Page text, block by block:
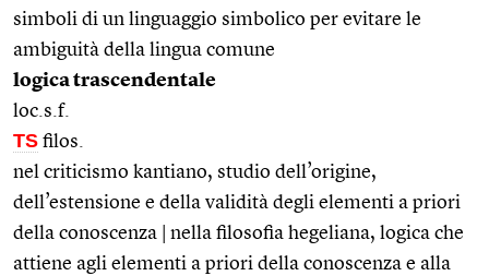
simboli di un linguaggio simbolico per evitare le
ambiguità della lingua comune
logica trascendentale
loc.s.f.
TS filos.
nel criticismo kantiano, studio dell’origine,
dell’estensione e della validità degli elementi a priori
della conoscenza | nella filosofia hegeliana, logica che
attiene agli elementi a priori della conoscenza e alla